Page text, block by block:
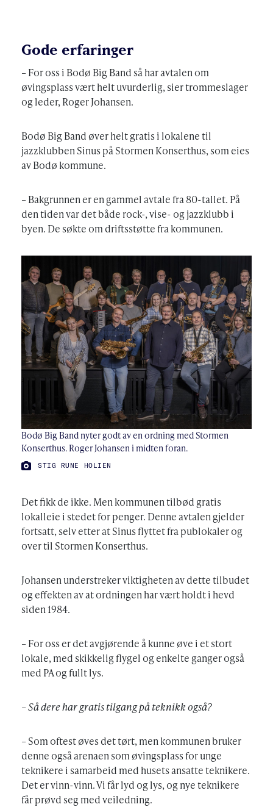
Gode erfaringer
– For oss i Bodø Big Band så har avtalen om
øvingsplass vært helt uvurderlig, sier trommeslager
og leder, Roger Johansen.
Bodø Big Band øver helt gratis i lokalene til
jazzklubben Sinus på Stormen Konserthus, som eies
av Bodø kommune.
– Bakgrunnen er en gammel avtale fra 80-tallet. På
den tiden var det både rock-, vise- og jazzklubb i
byen. De søkte om driftsstøtte fra kommunen.
Bodø Big Band nyter godt av en ordning med Stormen
Konserthus. Roger Johansen i midten foran.
FOTO:
STIG RUNE HOLIEN
Det fikk de ikke. Men kommunen tilbød gratis
lokalleie i stedet for penger. Denne avtalen gjelder
fortsatt, selv etter at Sinus flyttet fra publokaler og
over til Stormen Konserthus.
Johansen understreker viktigheten av dette tilbudet
og effekten av at ordningen har vært holdt i hevd
siden 1984.
– For oss er det avgjørende å kunne øve i et stort
lokale, med skikkelig flygel og enkelte ganger også
med PA og fullt lys.
– Så dere har gratis tilgang på teknikk også?
– Som oftest øves det tørt, men kommunen bruker
denne også arenaen som øvingsplass for unge
teknikere i samarbeid med husets ansatte teknikere.
Det er vinn-vinn. Vi får lyd og lys, og nye teknikere
får prøvd seg med veiledning.